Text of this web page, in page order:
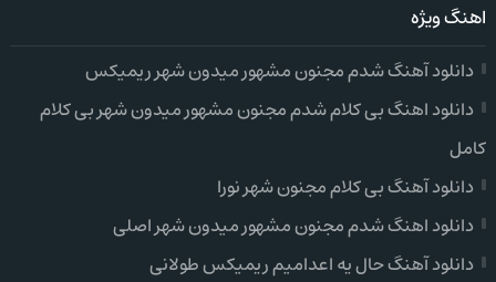
اهنگ ویژه
دانلود آهنگ شدم مجنون مشهور میدون شهر ریمیکس
دانلود اهنگ بی کلام شدم مجنون مشهور میدون شهر بی کلام
کامل
دانلود آهنگ بی کلام مجنون شهر نورا
دانلود اهنگ شدم مجنون مشهور میدون شهر اصلی
دانلود آهنگ حال یه اعدامیم ریمیکس طولانی